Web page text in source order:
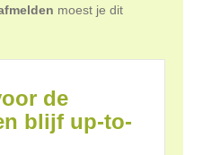
moest je dit
de
blijf up-to-